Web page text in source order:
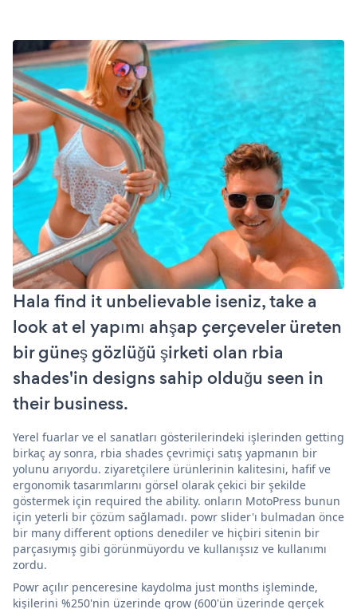
Hala find it unbelievable iseniz, take a
look at el yapımı ahşap çerçeveler üreten
bir güneş gözlüğü şirketi olan rbia
shades'in designs sahip olduğu seen in
their business.
Yerel fuarlar ve el sanatları gösterilerindeki işlerinden getting
birkaç ay sonra, rbia shades çevrimiçi satış yapmanın bir
yolunu arıyordu. ziyaretçilere ürünlerinin kalitesini, hafif ve
ergonomik tasarımlarını görsel olarak çekici bir şekilde
göstermek için required the ability. onların MotoPress bunun
için yeterli bir çözüm sağlamadı. powr slider'ı bulmadan önce
bir many different options denediler ve hiçbiri sitenin bir
parçasıymış gibi görünmüyordu ve kullanışsız ve kullanımı
zordu.
Powr açılır penceresine kaydolma just months işleminde,
kişilerini %250'nin üzerinde grow (600'ün üzerinde gerçek